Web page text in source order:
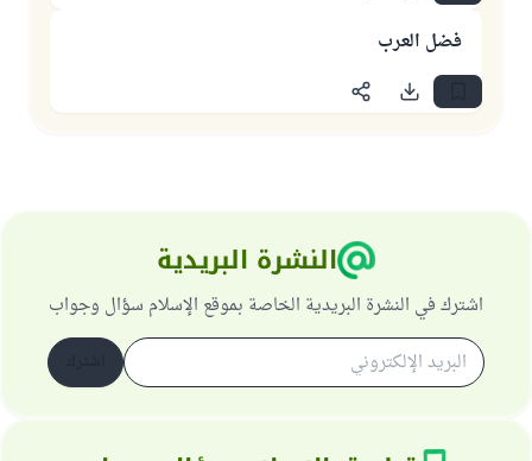
فضل العرب
النشرة البريدية
اشترك في النشرة البريدية الخاصة بموقع الإسلام سؤال وجواب